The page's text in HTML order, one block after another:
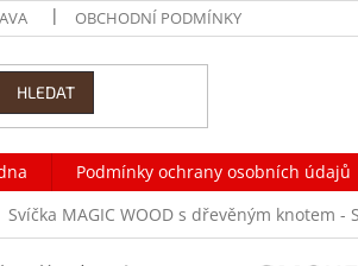
OBCHODNÍ PODMÍNKY
HLEDAT
Podmínky ochrany osobních údajů
Svíčka MAGIC WOOD s dřevěným knotem -